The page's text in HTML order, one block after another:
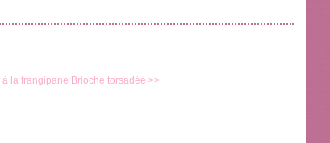
la frangipane Brioche torsadée >>